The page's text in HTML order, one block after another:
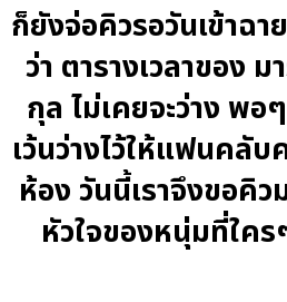
ก็ยังจ่อคิวรอวันเข้าฉ
ว่า ตารางเวลาของ
กุล ไม่เคยจะว่าง พ
เว้นว่างไว้ให้แฟนคลั
ห้อง วันนี้เราจึงขอคิ
หัวใจของหนุ่มที่ใค